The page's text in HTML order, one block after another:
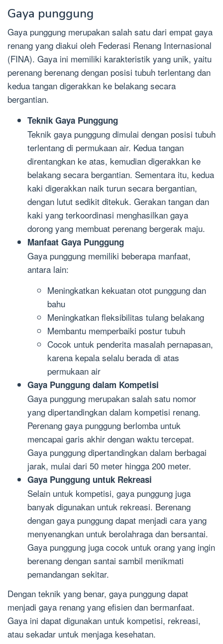
Gaya punggung
Gaya punggung merupakan salah satu dari empat gaya
renang yang diakui oleh Federasi Renang Internasional
(FINA). Gaya ini memiliki karakteristik yang unik, yaitu
perenang berenang dengan posisi tubuh terlentang dan
kedua tangan digerakkan ke belakang secara
bergantian.
Teknik Gaya Punggung
Teknik gaya punggung dimulai dengan posisi tubuh
terlentang di permukaan air. Kedua tangan
direntangkan ke atas, kemudian digerakkan ke
belakang secara bergantian. Sementara itu, kedua
kaki digerakkan naik turun secara bergantian,
dengan lutut sedikit ditekuk. Gerakan tangan dan
kaki yang terkoordinasi menghasilkan gaya
dorong yang membuat perenang bergerak maju.
Manfaat Gaya Punggung
Gaya punggung memiliki beberapa manfaat,
antara lain:
Meningkatkan kekuatan otot punggung dan
bahu
Meningkatkan fleksibilitas tulang belakang
Membantu memperbaiki postur tubuh
Cocok untuk penderita masalah pernapasan,
karena kepala selalu berada di atas
permukaan air
Gaya Punggung dalam Kompetisi
Gaya punggung merupakan salah satu nomor
yang dipertandingkan dalam kompetisi renang.
Perenang gaya punggung berlomba untuk
mencapai garis akhir dengan waktu tercepat.
Gaya punggung dipertandingkan dalam berbagai
jarak, mulai dari 50 meter hingga 200 meter.
Gaya Punggung untuk Rekreasi
Selain untuk kompetisi, gaya punggung juga
banyak digunakan untuk rekreasi. Berenang
dengan gaya punggung dapat menjadi cara yang
menyenangkan untuk berolahraga dan bersantai.
Gaya punggung juga cocok untuk orang yang ingin
berenang dengan santai sambil menikmati
pemandangan sekitar.
Dengan teknik yang benar, gaya punggung dapat
menjadi gaya renang yang efisien dan bermanfaat.
Gaya ini dapat digunakan untuk kompetisi, rekreasi,
atau sekadar untuk menjaga kesehatan.